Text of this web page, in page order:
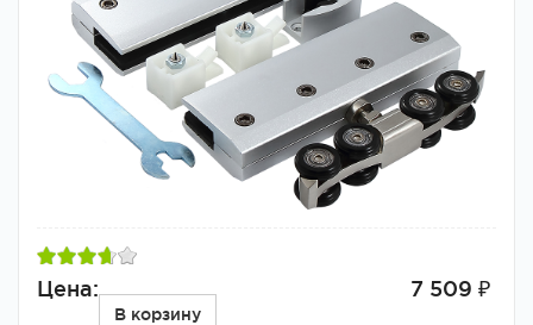
Цена: 7 509 ₽
В корзину